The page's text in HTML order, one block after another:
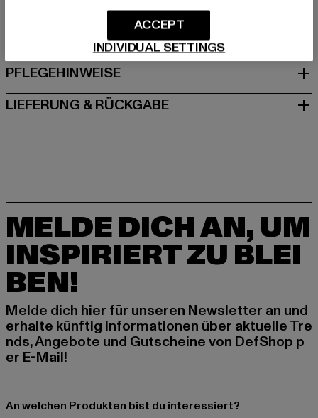
GRÖSSE & PASSFORM
PFLEGEHINWEISE
LIEFERUNG & RÜCKGABE
MELDE DICH AN, UM
INSPIRIERT ZU BLEI
BEN!
Melde dich hier für unseren Newsletter an und
erhalte künftig Informationen über aktuelle Tre
nds, Angebote und Gutscheine von DefShop p
er E-Mail!
An welchen Produkten bist du interessiert?
INDIVIDUAL SETTINGS
ACCEPT